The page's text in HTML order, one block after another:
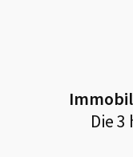
Die